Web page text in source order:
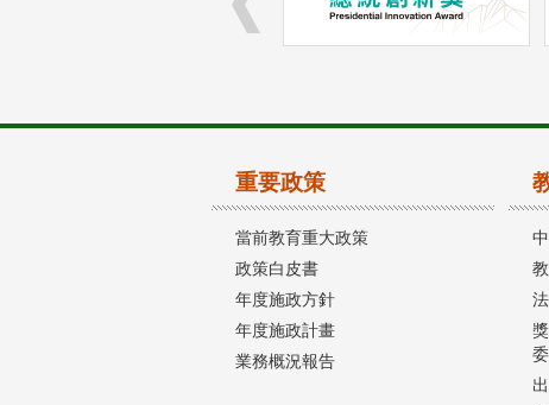
重要政策
當前教育重大政策
政策白皮書
年度施政方針
年度施政計畫
業務概況報告